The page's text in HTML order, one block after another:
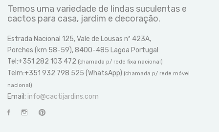
Temos uma variedade de lindas suculentas e
cactos para casa, jardim e decoração.
Estrada Nacional 125, Vale de Lousas nº 423A,
Porches (km 58-59), 8400-485 Lagoa Portugal
Tel:+351 282 103 472 (chamada p/ rede fixa nacional)
Telm:+351 932 798 525 (WhatsApp) (chamada p/ rede móvel
nacional)
Email: info@cactijardins.com